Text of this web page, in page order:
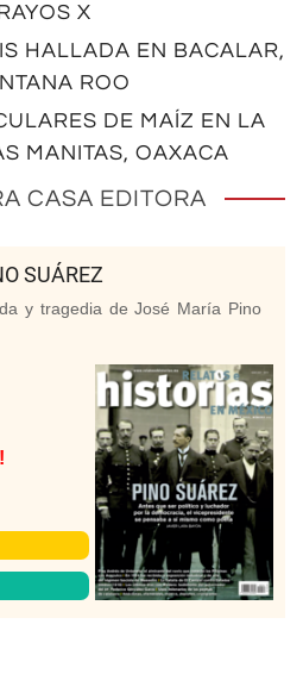
X
HALLADA EN BACALAR,
ROO
DE MAÍZ EN LA
MANITAS, OAXACA
CASA EDITORA
SUÁREZ
y tragedia de José María Pino